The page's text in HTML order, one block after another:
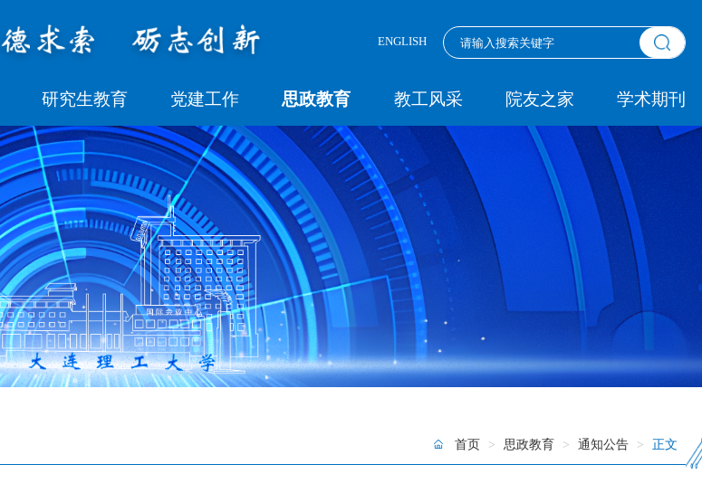
ENGLISH
研究生教育 党建工作 思政教育 教工风采 院友之家 学术期刊
首页 > 思政教育 > 通知公告 > 正文